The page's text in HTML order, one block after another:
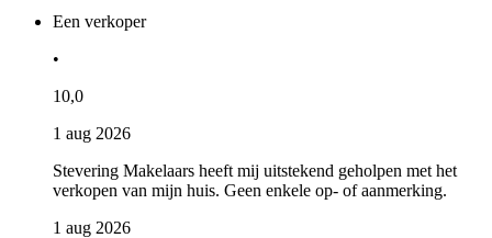
Een verkoper
•
10,0
1 aug 2026
Stevering Makelaars heeft mij uitstekend geholpen met het
verkopen van mijn huis. Geen enkele op- of aanmerking.
1 aug 2026